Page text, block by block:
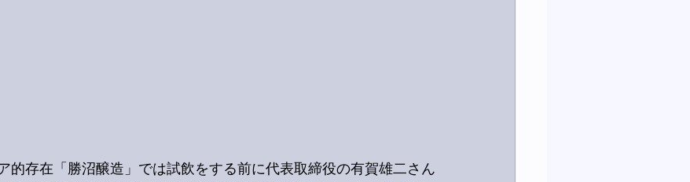
的存在「勝沼醸造」では試飲をする前に代表取締役の有賀雄二さん